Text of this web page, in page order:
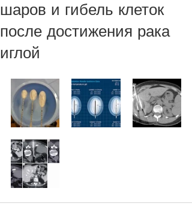
шаров и гибель клеток
после достижения рака
иглой